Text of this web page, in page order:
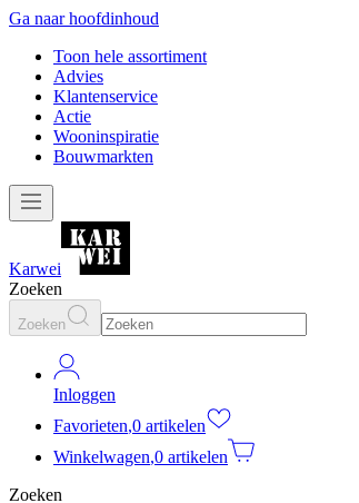
Ga naar hoofdinhoud
Toon hele assortiment
Advies
Klantenservice
Actie
Wooninspiratie
Bouwmarkten
Karwei
Zoeken
Zoeken
Inloggen
Favorieten,0 artikelen
Winkelwagen,0 artikelen
Zoeken